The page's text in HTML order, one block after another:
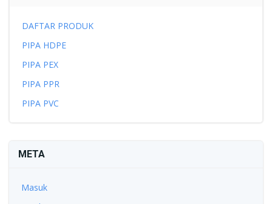
DAFTAR PRODUK
PIPA HDPE
PIPA PEX
PIPA PPR
PIPA PVC
META
Masuk